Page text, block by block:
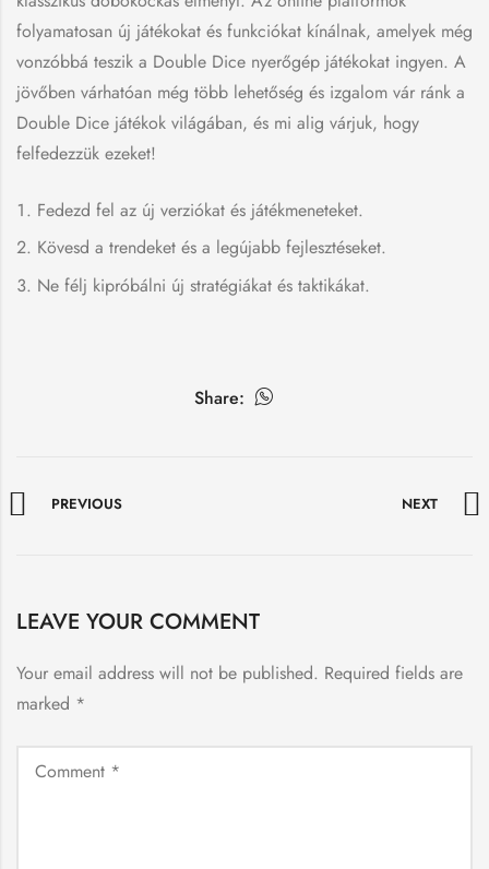
folyamatosan új játékokat és funkciókat kínálnak, amelyek még
vonzóbbá teszik a Double Dice nyerőgép játékokat ingyen. A
jövőben várhatóan még több lehetőség és izgalom vár ránk a
Double Dice játékok világában, és mi alig várjuk, hogy
felfedezzük ezeket!
Fedezd fel az új verziókat és játékmeneteket.
Kövesd a trendeket és a legújabb fejlesztéseket.
Ne félj kipróbálni új stratégiákat és taktikákat.
Share:
PREVIOUS NEXT
LEAVE YOUR COMMENT
Your email address will not be published. Required fields are
marked *